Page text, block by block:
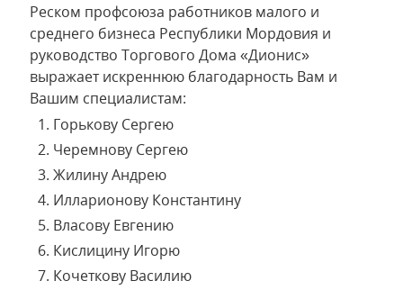
Реском профсоюза работников малого и
среднего бизнеса Республики Мордовия и
руководство Торгового Дома «Дионис»
выражает искреннюю благодарность Вам и
Вашим специалистам:
Горькову Сергею
Черемнову Сергею
Жилину Андрею
Илларионову Константину
Власову Евгению
Кислицину Игорю
Кочеткову Василию